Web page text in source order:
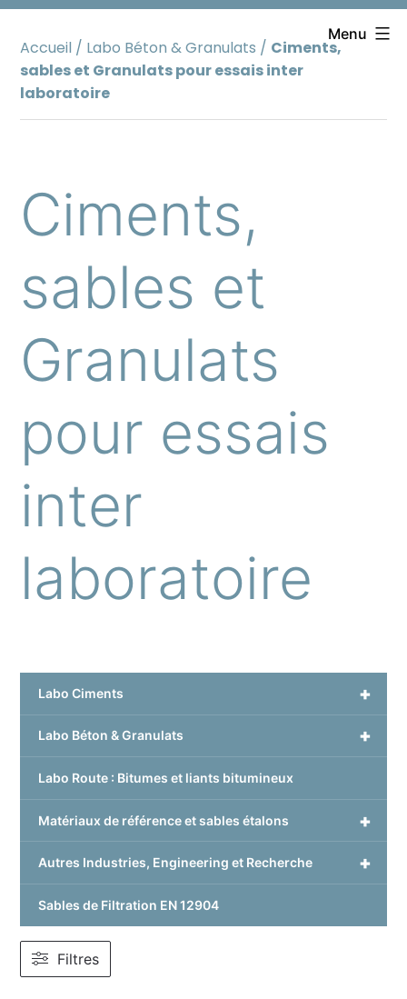
Aller
contenu
Menu
Accueil / Labo Béton & Granulats / Ciments,
sables et Granulats pour essais inter
laboratoire
Ciments,
sables et
Granulats
pour essais
inter
laboratoire
+
Labo Ciments
+
Labo Béton & Granulats
Labo Route : Bitumes et liants bitumineux
+
Matériaux de référence et sables étalons
+
Autres Industries, Engineering et Recherche
Sables de Filtration EN 12904
Filtres